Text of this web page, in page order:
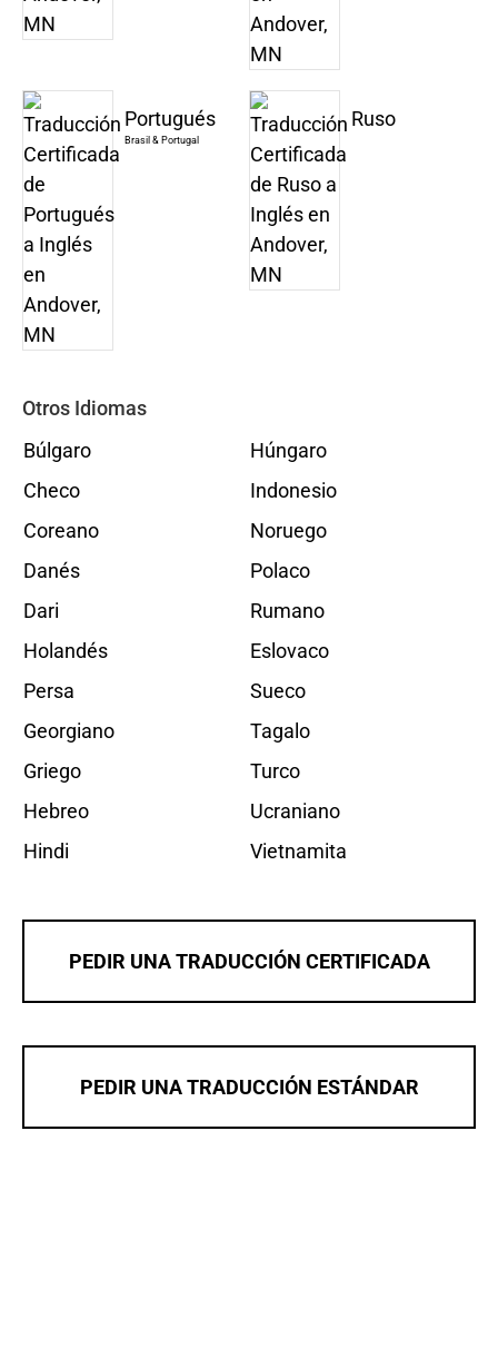
Portugués
Brasil & Portugal
Ruso
Otros Idiomas
Búlgaro
Checo
Coreano
Danés
Dari
Holandés
Persa
Georgiano
Griego
Hebreo
Hindi
Húngaro
Indonesio
Noruego
Polaco
Rumano
Eslovaco
Sueco
Tagalo
Turco
Ucraniano
Vietnamita
PEDIR UNA TRADUCCIÓN CERTIFICADA
PEDIR UNA TRADUCCIÓN ESTÁNDAR